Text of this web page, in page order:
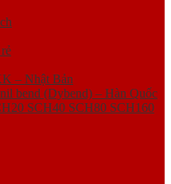
– Nhật Bản
bend (Dybend) – Hàn Quốc
SCH40 SCH80 SCH160